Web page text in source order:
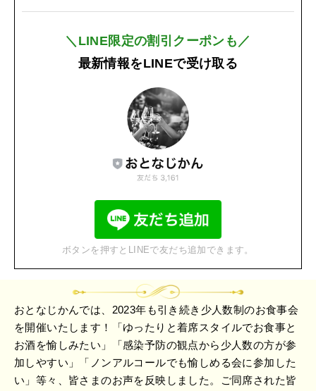
＼LINE限定の割引クーポンも／
最新情報をLINEで受け取る
ボタンを押すとLINEで友だち追加できます。
おとなじかんでは、2023年も引き続き少人数制のお食事会
を開催いたします！「ゆったりと着席スタイルでお食事と
お酒を愉しみたい」「感染予防の観点から少人数の方が参
加しやすい」「ノンアルコールでも愉しめる会に参加した
い」等々、皆さまのお声を反映しました。ご同席された皆